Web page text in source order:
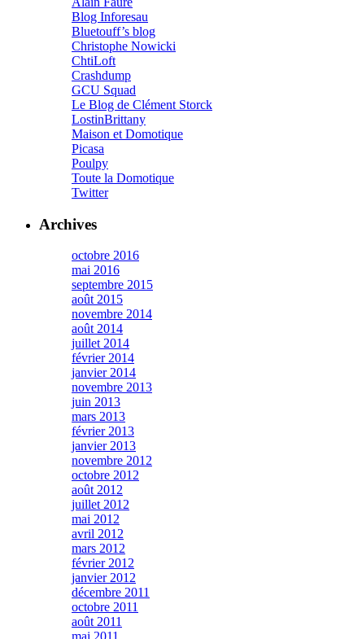
Blog Inforesau
Bluetouff’s blog
Christophe Nowicki
ChtiLoft
Crashdump
GCU Squad
Le Blog de Clément Storck
LostinBrittany
Maison et Domotique
Picasa
Poulpy
Toute la Domotique
Twitter
Archives
octobre 2016
mai 2016
septembre 2015
août 2015
novembre 2014
août 2014
juillet 2014
février 2014
janvier 2014
novembre 2013
juin 2013
mars 2013
février 2013
janvier 2013
novembre 2012
octobre 2012
août 2012
juillet 2012
mai 2012
avril 2012
mars 2012
février 2012
janvier 2012
décembre 2011
octobre 2011
août 2011